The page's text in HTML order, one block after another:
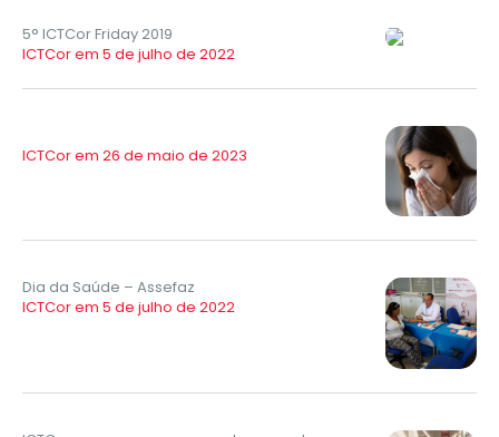
5° ICTCor Friday 2019
ICTCor em 5 de julho de 2022
ICTCor em 26 de maio de 2023
Dia da Saúde – Assefaz
ICTCor em 5 de julho de 2022